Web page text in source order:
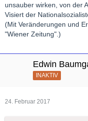
unsauber wirken, von der
Visiert der
(Mit Veränderungen und
"Wiener Zeitung".)
Edwin
INAKTIV
24. Februar 2017